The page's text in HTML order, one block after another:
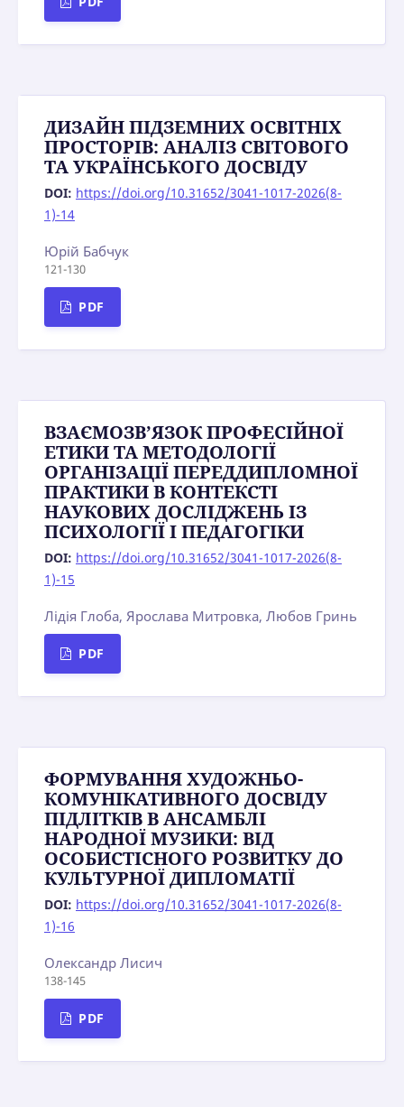
ДИЗАЙН ПІДЗЕМНИХ ОСВІТНІХ
ПРОСТОРІВ: АНАЛІЗ СВІТОВОГО
ТА УКРАЇНСЬКОГО ДОСВІДУ
DOI: https://doi.org/10.31652/3041-1017-2026(8-
1)-14
Юрій Бабчук
121-130
PDF
ВЗАЄМОЗВ’ЯЗОК ПРОФЕСІЙНОЇ
ЕТИКИ TA МЕТОДОЛОГІЇ
ОРГАНІЗАЦІЇ ПЕРЕДДИПЛОМНОЇ
ПРАКТИКИ В КОНТЕКСТІ
НАУКОВИХ ДОСЛІДЖЕНЬ ІЗ
ПСИХОЛОГІЇ І ПЕДАГОГІКИ
DOI: https://doi.org/10.31652/3041-1017-2026(8-
1)-15
Лідія Глоба, Ярослава Митровка, Любов Гринь
PDF
ФОРМУВАННЯ ХУДОЖНЬО-
КОМУНІКАТИВНОГО ДОСВІДУ
ПІДЛІТКІВ В АНСАМБЛІ
НАРОДНОЇ МУЗИКИ: ВІД
ОСОБИСТІСНОГО РОЗВИТКУ ДО
КУЛЬТУРНОЇ ДИПЛОМАТІЇ
DOI: https://doi.org/10.31652/3041-1017-2026(8-
1)-16
Олександр Лисич
138-145
PDF